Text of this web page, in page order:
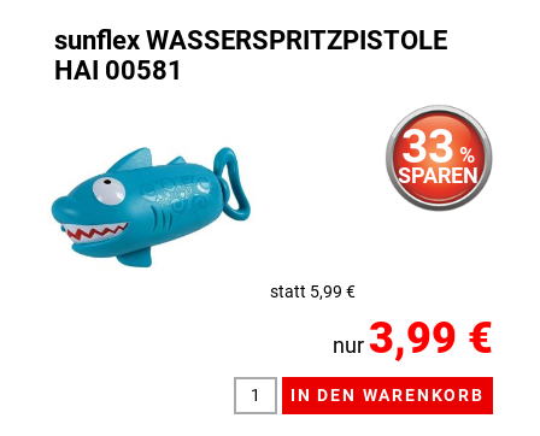
sunflex WASSERSPRITZPISTOLE
HAI 00581
33 %
SPAREN
statt 5,99 €
nur3,99 €